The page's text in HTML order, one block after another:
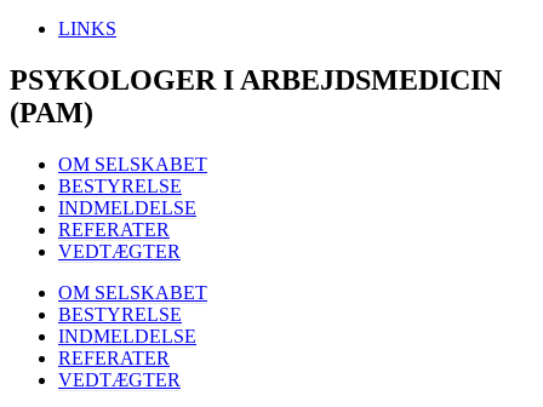
LINKS
PSYKOLOGER I ARBEJDSMEDICIN
(PAM)
OM SELSKABET
BESTYRELSE
INDMELDELSE
REFERATER
VEDTÆGTER
OM SELSKABET
BESTYRELSE
INDMELDELSE
REFERATER
VEDTÆGTER